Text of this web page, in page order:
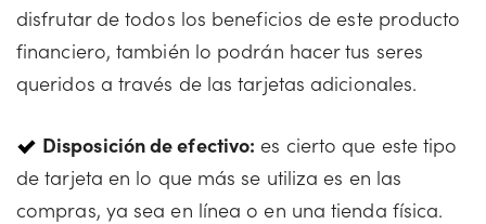
disfrutar de todos los beneficios de este producto
financiero, también lo podrán hacer tus seres
queridos a través de las tarjetas adicionales.
Disposición de efectivo: es cierto que este tipo
de tarjeta en lo que más se utiliza es en las
compras, ya sea en línea o en una tienda física.